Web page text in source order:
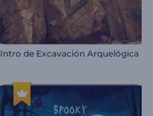
Intro de Excavación Arquelógica